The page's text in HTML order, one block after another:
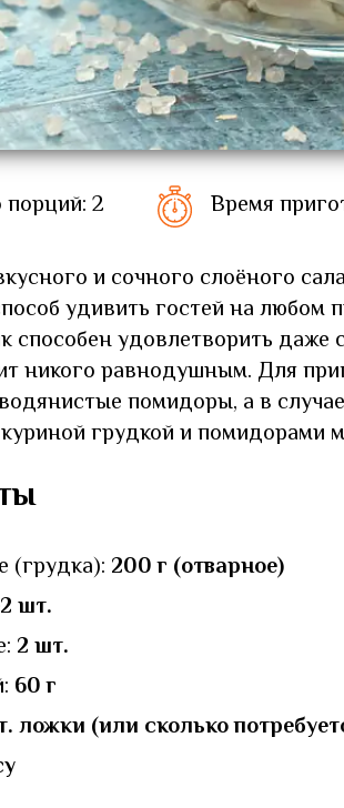
2 Время
и сочного слоёного
удивить гостей на
способен удовлетворить
никого равнодушным. Для
помидоры, а в
грудкой и помидорами
(грудка): 200 г (отварное)
шт.
2 шт.
60 г
ложки (или сколько